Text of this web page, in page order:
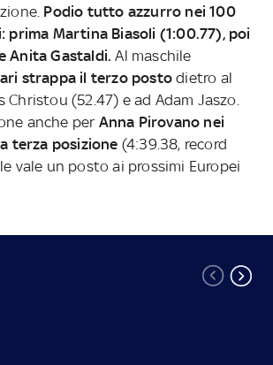
Podio tutto azzurro nei 100
prima Martina Biasoli (1:00.77), poi
Anita Gastaldi. Al maschile
strappa il terzo postodietro al
Christou (52.47) e ad Adam Jaszo.
anche per Anna Pirovano nei
terza posizione (4:39.38, record
vale un posto ai prossimi Europei